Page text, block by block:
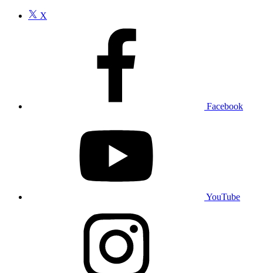
X
Facebook
YouTube